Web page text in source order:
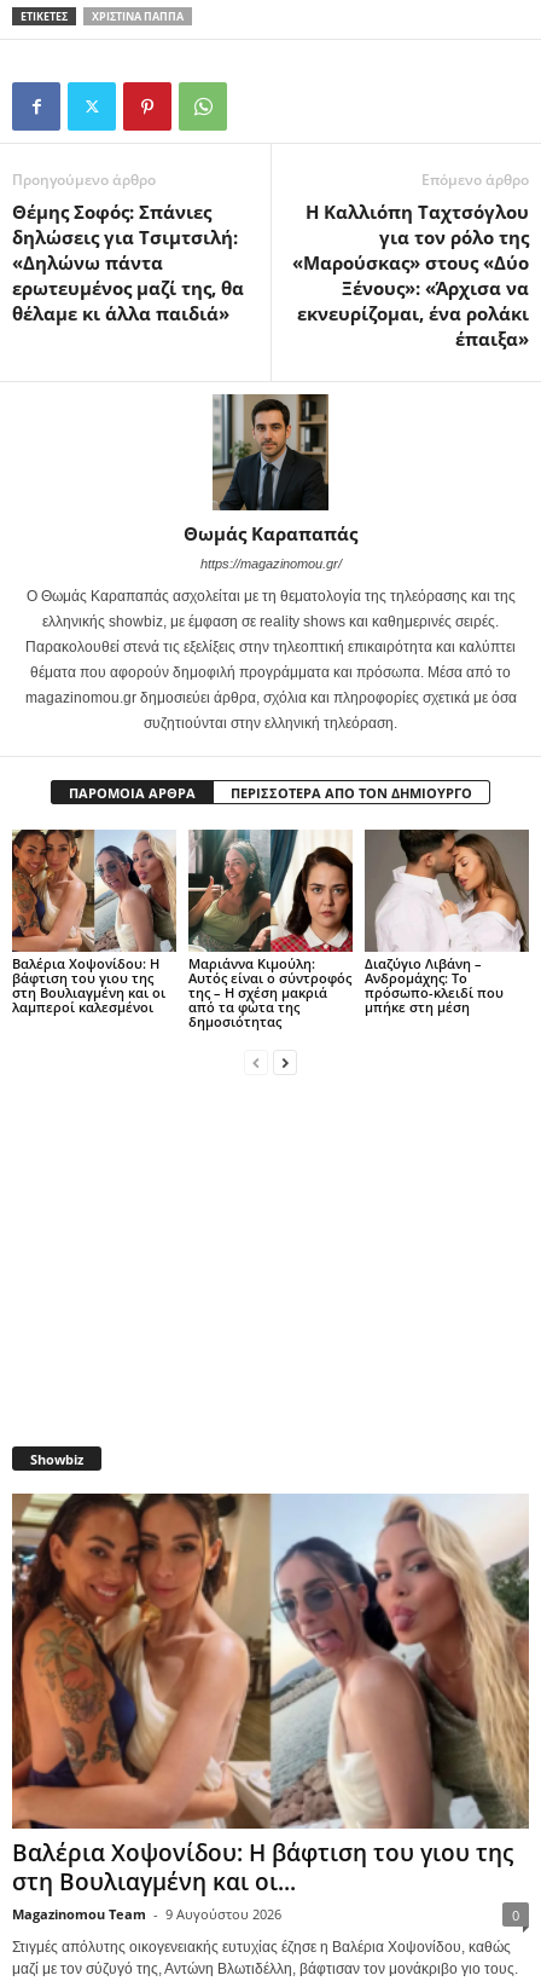
ΕΤΙΚΕΤΕΣ ΧΡΙΣΤΊΝΑ ΠΑΠΠΆ
Προηγούμενο άρθρο
Θέμης Σοφός: Σπάνιες
δηλώσεις για Τσιμτσιλή:
«Δηλώνω πάντα
ερωτευμένος μαζί της, θα
θέλαμε κι άλλα παιδιά»
Επόμενο άρθρο
Η Καλλιόπη Ταχτσόγλου
για τον ρόλο της
«Μαρούσκας» στους «Δύο
Ξένους»: «Άρχισα να
εκνευρίζομαι, ένα ρολάκι
έπαιξα»
Θωμάς Καραπαπάς
https://magazinomou.gr/
Ο Θωμάς Καραπαπάς ασχολείται με τη θεματολογία της τηλεόρασης και της
ελληνικής showbiz, με έμφαση σε reality shows και καθημερινές σειρές.
Παρακολουθεί στενά τις εξελίξεις στην τηλεοπτική επικαιρότητα και καλύπτει
θέματα που αφορούν δημοφιλή προγράμματα και πρόσωπα. Μέσα από το
magazinomou.gr δημοσιεύει άρθρα, σχόλια και πληροφορίες σχετικά με όσα
συζητιούνται στην ελληνική τηλεόραση.
ΠΑΡΟΜΟΙΑ ΑΡΘΡΑ ΠΕΡΙΣΣΟΤΕΡΑ ΑΠΟ ΤΟΝ ΔΗΜΙΟΥΡΓΟ
Βαλέρια Χοψονίδου: Η
βάφτιση του γιου της
στη Βουλιαγμένη και οι
λαμπεροί καλεσμένοι
Μαριάννα Κιμούλη:
Αυτός είναι ο σύντροφός
της – Η σχέση μακριά
από τα φώτα της
δημοσιότητας
Διαζύγιο Λιβάνη –
Ανδρομάχης: Το
πρόσωπο-κλειδί που
μπήκε στη μέση
Showbiz
Βαλέρια Χοψονίδου: Η βάφτιση του γιου της
στη Βουλιαγμένη και οι...
Magazinomou Team - 9 Αυγούστου 2026 0
Στιγμές απόλυτης οικογενειακής ευτυχίας έζησε η Βαλέρια Χοψονίδου, καθώς
μαζί με τον σύζυγό της, Αντώνη Βλωτιδέλλη, βάφτισαν τον μονάκριβο γιο τους.